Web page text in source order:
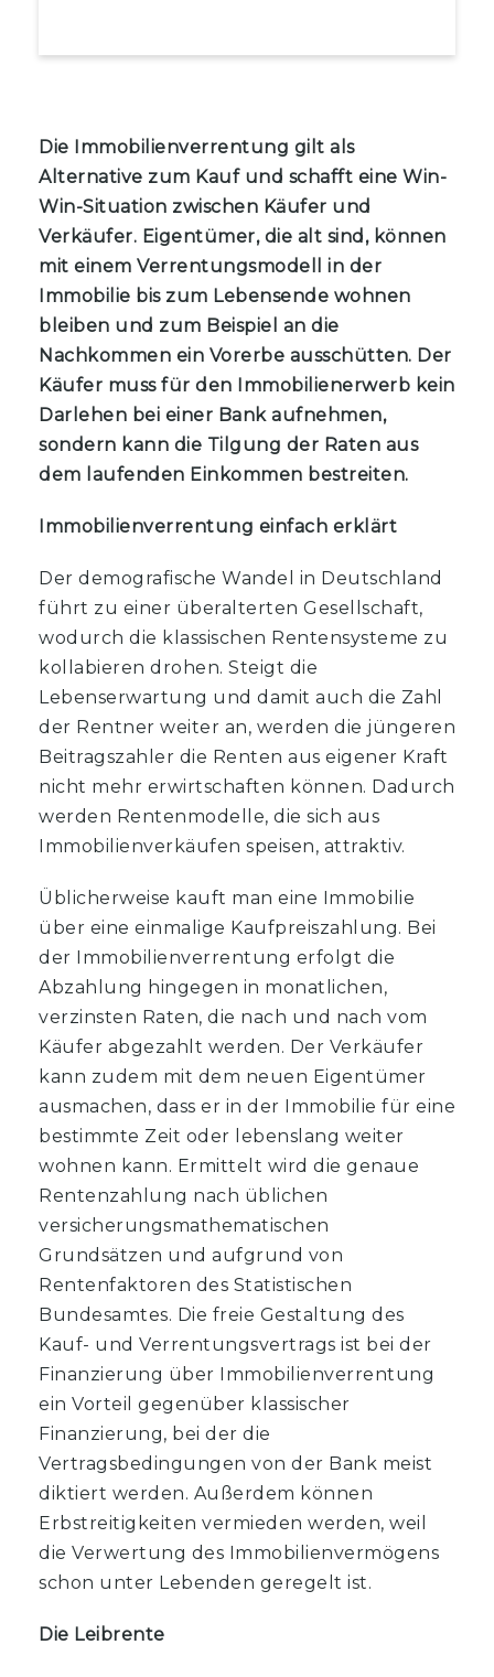
Die Immobilienverrentung gilt als
Alternative zum Kauf und schafft eine Win-
Win-Situation zwischen Käufer und
Verkäufer. Eigentümer, die alt sind, können
mit einem Verrentungsmodell in der
Immobilie bis zum Lebensende wohnen
bleiben und zum Beispiel an die
Nachkommen ein Vorerbe ausschütten. Der
Käufer muss für den Immobilienerwerb kein
Darlehen bei einer Bank aufnehmen,
sondern kann die Tilgung der Raten aus
dem laufenden Einkommen bestreiten.
Immobilienverrentung einfach erklärt
Der demografische Wandel in Deutschland
führt zu einer überalterten Gesellschaft,
wodurch die klassischen Rentensysteme zu
kollabieren drohen. Steigt die
Lebenserwartung und damit auch die Zahl
der Rentner weiter an, werden die jüngeren
Beitragszahler die Renten aus eigener Kraft
nicht mehr erwirtschaften können. Dadurch
werden Rentenmodelle, die sich aus
Immobilienverkäufen speisen, attraktiv.
Üblicherweise kauft man eine Immobilie
über eine einmalige Kaufpreiszahlung. Bei
der Immobilienverrentung erfolgt die
Abzahlung hingegen in monatlichen,
verzinsten Raten, die nach und nach vom
Käufer abgezahlt werden. Der Verkäufer
kann zudem mit dem neuen Eigentümer
ausmachen, dass er in der Immobilie für eine
bestimmte Zeit oder lebenslang weiter
wohnen kann. Ermittelt wird die genaue
Rentenzahlung nach üblichen
versicherungsmathematischen
Grundsätzen und aufgrund von
Rentenfaktoren des Statistischen
Bundesamtes. Die freie Gestaltung des
Kauf- und Verrentungsvertrags ist bei der
Finanzierung über Immobilienverrentung
ein Vorteil gegenüber klassischer
Finanzierung, bei der die
Vertragsbedingungen von der Bank meist
diktiert werden. Außerdem können
Erbstreitigkeiten vermieden werden, weil
die Verwertung des Immobilienvermögens
schon unter Lebenden geregelt ist.
Die Leibrente